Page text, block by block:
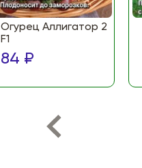
Огурец Аллигатор 2
F1
84 ₽